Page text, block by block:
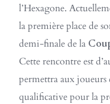
l’Hexagone.
la première place de
demi-finale de la
Cette rencontre est
permettra aux
qualificative pour la